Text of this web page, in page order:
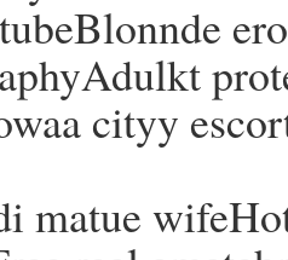
cityy
matue